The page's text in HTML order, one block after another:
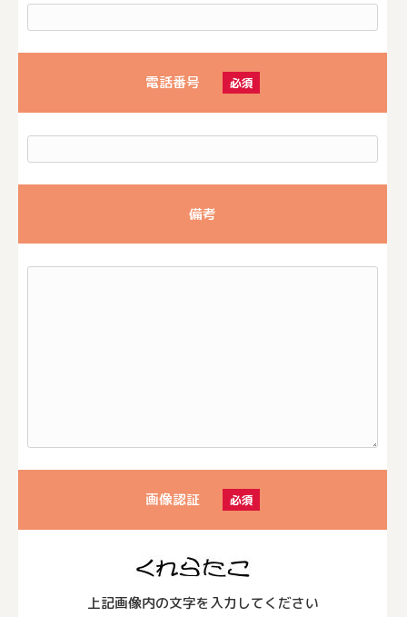
電話番号 必須
備考
画像認証 必須
上記画像内の文字を入力してください